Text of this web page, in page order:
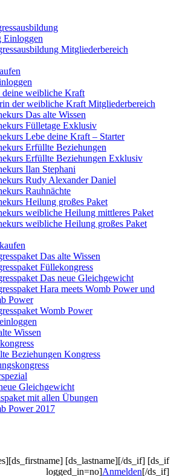
Einloggen
Mitgliederbereich
deine weibliche Kraft
der weibliche Kraft Mitgliederbereich
Das alte Wissen
Fülletage Exklusiv
Lebe deine Kraft – Starter
Erfüllte Beziehungen
Erfüllte Beziehungen Exklusiv
Ilan Stephani
Rudy Alexander Daniel
Rauhnächte
Heilung großes Paket
weibliche Heilung mittleres Paket
weibliche Heilung großes Paket
Das alte Wissen
Füllekongress
Das neue Gleichgewicht
Hara meets Womb Power und
Power
Womb Power
Wissen
Beziehungen Kongress
Gleichgewicht
mit allen Übungen
Power 2017
[ds_lastname][/ds_if] [ds_if
logged_in=no]Anmelden[/ds_if]